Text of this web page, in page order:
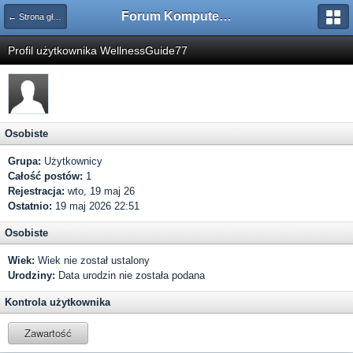
← Strona główna Forum Komputerowe PCFoster.pl
Profil użytkownika WellnessGuide77
Osobiste
Grupa: Użytkownicy
Całość postów: 1
Rejestracja: wto, 19 maj 26
Ostatnio: 19 maj 2026 22:51
Osobiste
Wiek: Wiek nie został ustalony
Urodziny: Data urodzin nie została podana
Kontrola użytkownika
Zawartość